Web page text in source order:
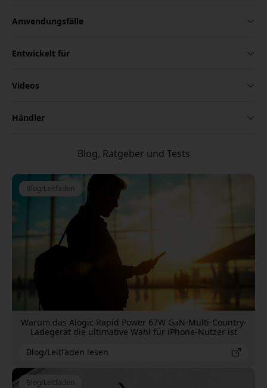
Anwendungsfälle
Entwickelt für
Videos
Händler
Blog, Ratgeber und Tests
Blog/Leitfaden
Warum das Alogic Rapid Power 67W GaN-Multi-Country-
Ladegerät die ultimative Wahl für iPhone-Nutzer ist
Blog/Leitfaden lesen
Blog/Leitfaden